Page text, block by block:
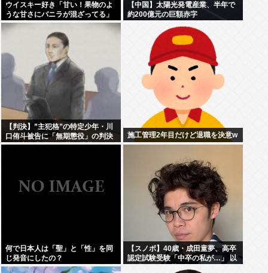
ウイスキー好き「甘い！果物のよ
うな甘さにバニラが混ざってる」
わい「はぇー飲んでみるか」
【中国】太陽光発電産業、半年で
約200億元の巨額赤字
【判決】”主犯格”の特定少年・川
口侑斗被告に「無期懲役」の判決
江別大学生暴行死 札幌地裁
施工管理2年目だけど退職を決意w
何で日本人は「聖」と「性」を同
じ発音にしたの？
【スノボ】40歳・成田童夢、高卒
認定試験受験「中卒の私が…」 以
前「数学だけ落ちました」もAI採